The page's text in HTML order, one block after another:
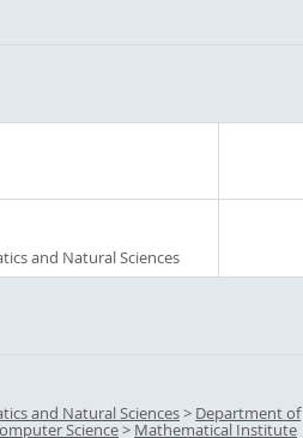
and Natural Sciences
and Natural Sciences> Department of
Science> Mathematical Institute